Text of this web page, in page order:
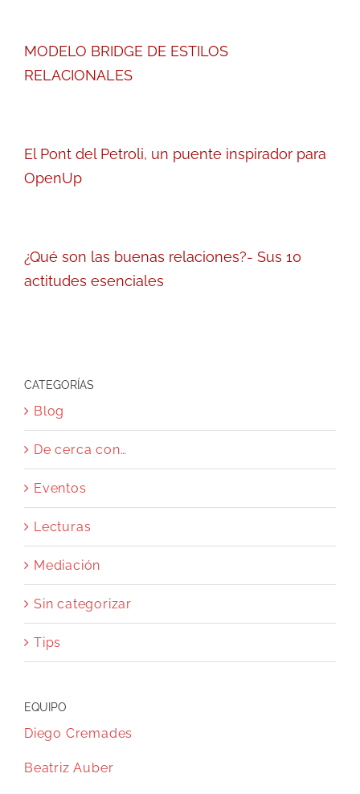
MODELO BRIDGE DE ESTILOS
RELACIONALES
El Pont del Petroli, un puente inspirador para
OpenUp
¿Qué son las buenas relaciones?- Sus 10
actitudes esenciales
CATEGORÍAS
Blog
De cerca con…
Eventos
Lecturas
Mediación
Sin categorizar
Tips
EQUIPO
Diego Cremades
Beatriz Auber